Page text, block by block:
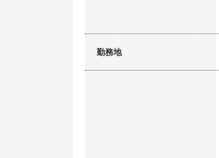
勤務地